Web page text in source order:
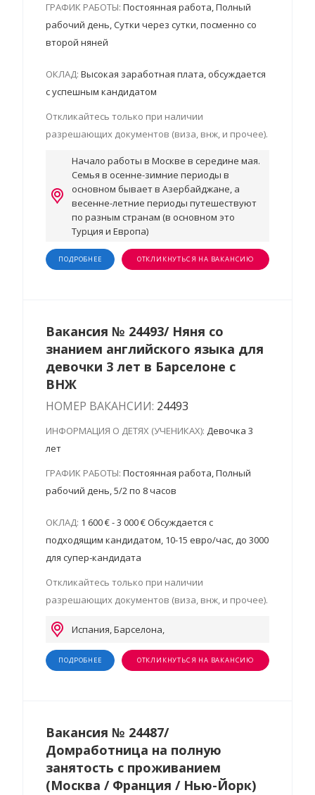
ГРАФИК РАБОТЫ: Постоянная работа, Полный
рабочий день, Сутки через сутки, посменно со
второй няней
ОКЛАД: Высокая заработная плата, обсуждается
с успешным кандидатом
Откликайтесь только при наличии
разрешающих документов (виза, внж, и прочее).
Начало работы в Москве в середине мая.
Семья в осенне-зимние периоды в
основном бывает в Азербайджане, а
весенне-летние периоды путешествуют
по разным странам (в основном это
Турция и Европа)
ПОДРОБНЕЕ ОТКЛИКНУТЬСЯ НА ВАКАНСИЮ
Вакансия № 24493/ Няня со
знанием английского языка для
девочки 3 лет в Барселоне с
ВНЖ
НОМЕР ВАКАНСИИ: 24493
ИНФОРМАЦИЯ О ДЕТЯХ (УЧЕНИКАХ): Девочка 3
лет
ГРАФИК РАБОТЫ: Постоянная работа, Полный
рабочий день, 5/2 по 8 часов
ОКЛАД: 1 600 € - 3 000 € Обсуждается с
подходящим кандидатом, 10-15 евро/час, до 3000
для супер-кандидата
Откликайтесь только при наличии
разрешающих документов (виза, внж, и прочее).
Испания, Барселона,
ПОДРОБНЕЕ ОТКЛИКНУТЬСЯ НА ВАКАНСИЮ
Вакансия № 24487/
Домработница на полную
занятость с проживанием
(Москва / Франция / Нью-Йорк)